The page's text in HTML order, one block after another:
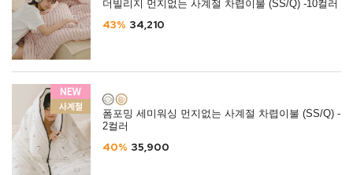
더빌리지 먼지없는 사계절 차렵이불 (SS/Q) -10컬러
43% 34,210
폼포밍 세미워싱 먼지없는 사계절 차렵이불 (SS/Q) -
2컬러
40% 35,900